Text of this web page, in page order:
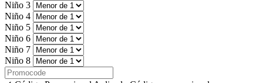
Niño 3
Niño 4
Niño 5
Niño 6
Niño 7
Niño 8